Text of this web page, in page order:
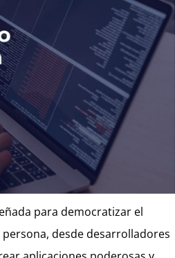
para democratizar el
desde desarrolladores